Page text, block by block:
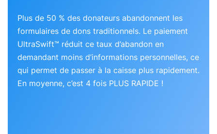
Plus de 50 % des donateurs abandonnent les
formulaires de dons traditionnels. Le paiement
UltraSwift™ réduit ce taux d’abandon en
demandant moins d’informations personnelles, ce
qui permet de passer à la caisse plus rapidement.
En moyenne, c’est 4 fois PLUS RAPIDE !